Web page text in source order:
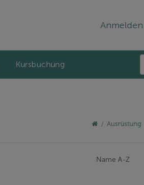
Anmelden
Kursbuchung
Ausrüstung